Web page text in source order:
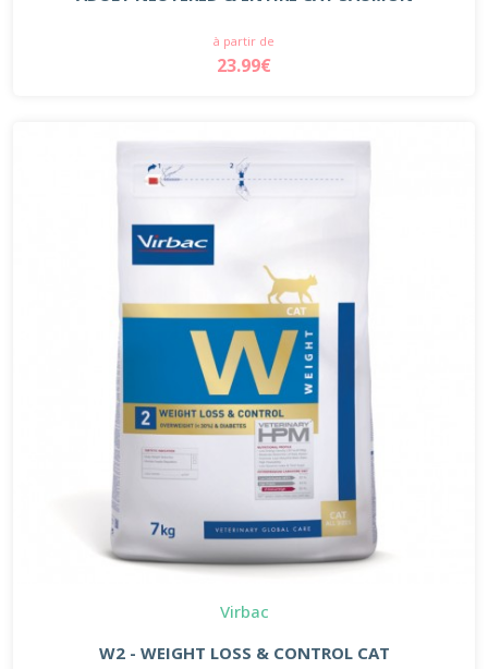
à partir de
23.99€
Virbac
W2 - WEIGHT LOSS & CONTROL CAT